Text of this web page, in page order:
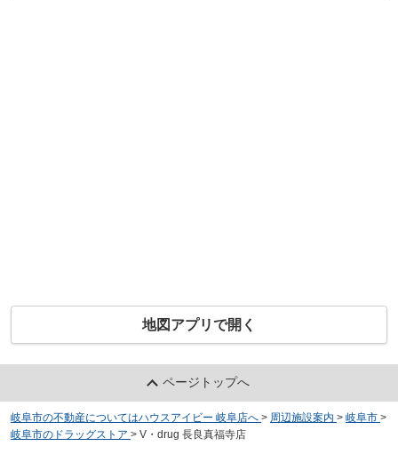
地図アプリで開く
ページトップへ
岐阜市の不動産についてはハウスアイビー 岐阜店へ > 周辺施設案内 > 岐阜市 >
岐阜市のドラッグストア > V・drug 長良真福寺店